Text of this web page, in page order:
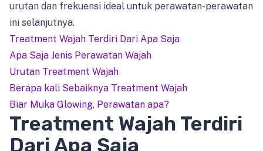
urutan dan frekuensi ideal untuk perawatan-perawatan
ini selanjutnya.
Treatment Wajah Terdiri Dari Apa Saja
Apa Saja Jenis Perawatan Wajah
Urutan Treatment Wajah
Berapa kali Sebaiknya Treatment Wajah
Biar Muka Glowing, Perawatan apa?
Treatment Wajah Terdiri
Dari Apa Saja